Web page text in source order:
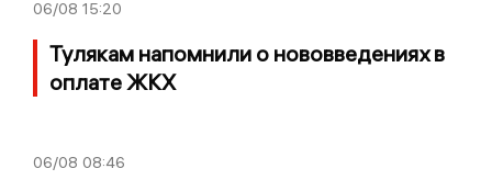
06/08 15:20
Тулякам напомнили о нововведениях в
оплате ЖКХ
06/08 08:46